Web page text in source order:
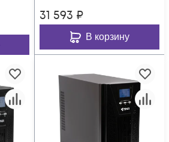
31 593 ₽
В корзину